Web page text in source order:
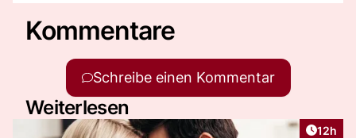
Kommentare
Schreibe einen Kommentar
Weiterlesen
Artikel
12h